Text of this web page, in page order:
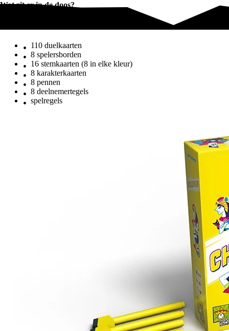
Wat zit er in de doos?
110 duelkaarten
8 spelersborden
16 stemkaarten (8 in elke kleur)
8 karakterkaarten
8 pennen
8 deelnemertegels
spelregels